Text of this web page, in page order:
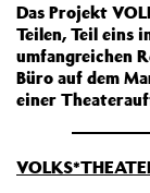
Das Projekt
Teilen, Teil eins
umfangreichen
Büro auf dem
einer